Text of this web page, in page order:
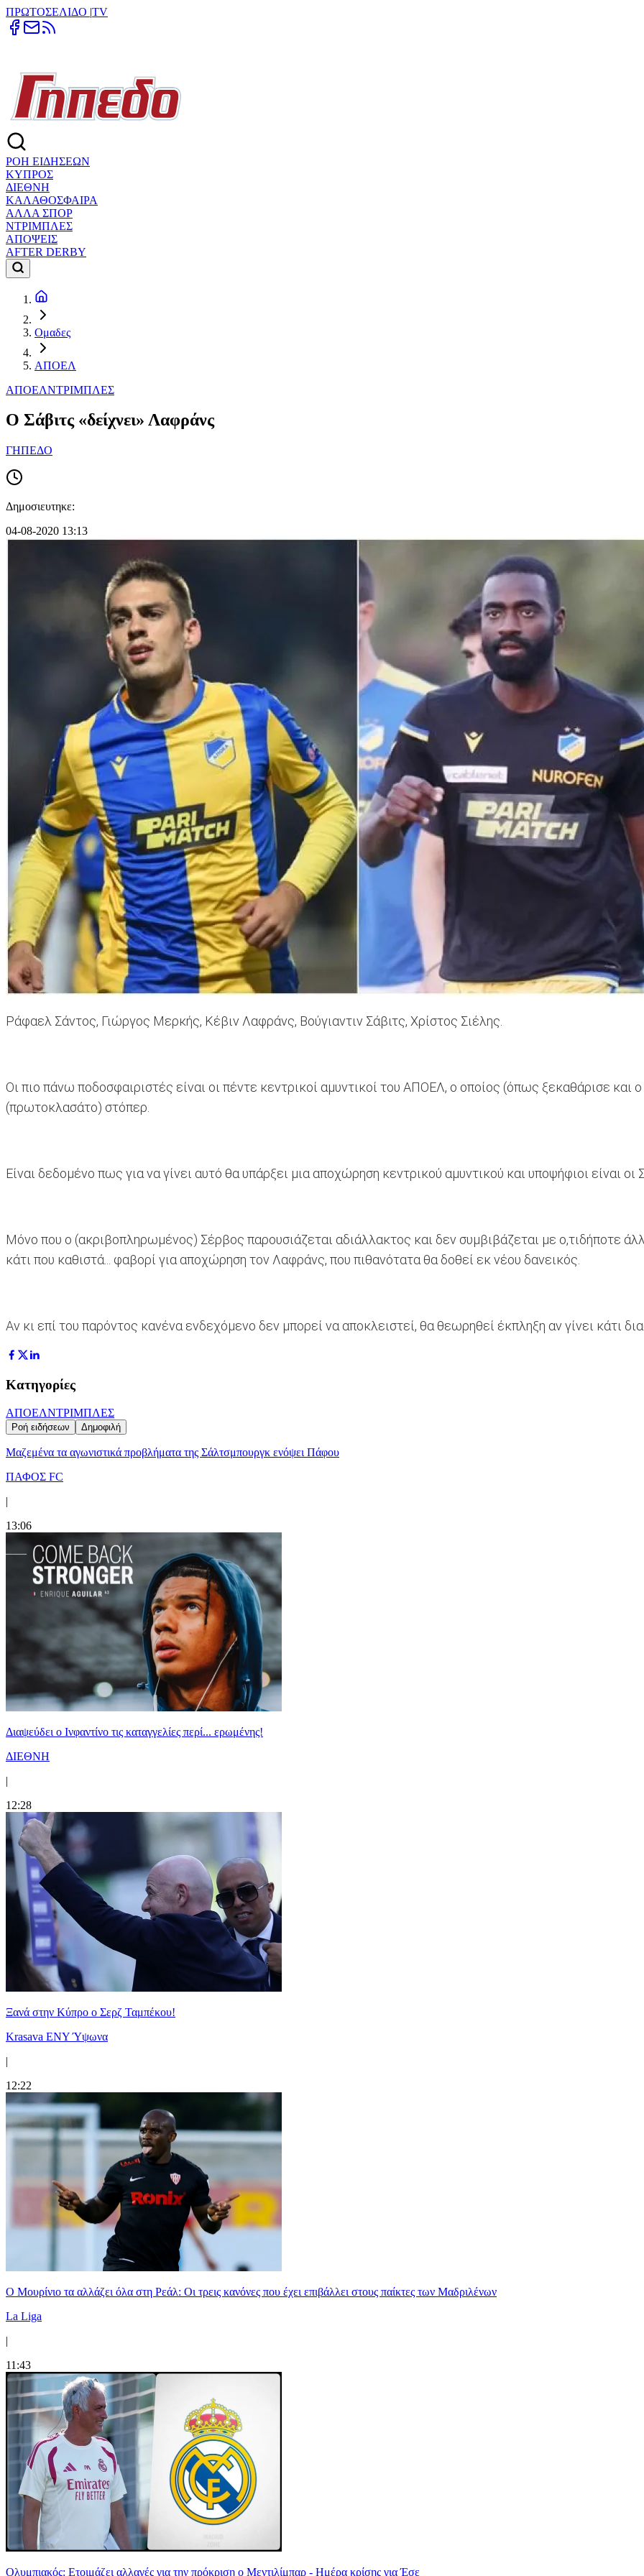
ΠΡΩΤΟΣΕΛΙΔΟ |TV
ΡΟΗ ΕΙΔΗΣΕΩΝ
ΚΥΠΡΟΣ
ΔΙΕΘΝΗ
ΚΑΛΑΘΟΣΦΑΙΡΑ
ΑΛΛΑ ΣΠΟΡ
ΝΤΡΙΜΠΛΕΣ
ΑΠΟΨΕΙΣ
AFTER DERBY
Ομαδες
ΑΠΟΕΛ
ΑΠΟΕΛΝΤΡΙΜΠΛΕΣ
Ο Σάβιτς «δείχνει» Λαφράνς
ΓΗΠΕΔΟ
Δημοσιευτηκε:
04-08-2020 13:13
Ράφαελ Σάντος, Γιώργος Μερκής, Κέβιν Λαφράνς, Βούγιαντιν Σάβιτς, Χρίστος Σιέλης.
Οι πιο πάνω ποδοσφαιριστές είναι οι πέντε κεντρικοί αμυντικοί του ΑΠΟΕΛ, ο οποίος (όπως ξεκαθάρισε και
(πρωτοκλασάτο) στόπερ.
Είναι δεδομένο πως για να γίνει αυτό θα υπάρξει μια αποχώρηση κεντρικού αμυντικού και υποψήφιοι είναι οι
Μόνο που ο (ακριβοπληρωμένος) Σέρβος παρουσιάζεται αδιάλλακτος και δεν συμβιβάζεται με ο,τιδήποτε
κάτι που καθιστά... φαβορί για αποχώρηση τον Λαφράνς, που πιθανότατα θα δοθεί εκ νέου δανεικός.
Αν κι επί του παρόντος κανένα ενδεχόμενο δεν μπορεί να αποκλειστεί, θα θεωρηθεί έκπληξη αν γίνει κάτι
Κατηγορίες
ΑΠΟΕΛΝΤΡΙΜΠΛΕΣ
Ροή ειδήσεων Δημοφιλή
Μαζεμένα τα αγωνιστικά προβλήματα της Σάλτσμπουργκ ενόψει Πάφου
ΠΑΦΟΣ FC
|
13:06
Διαψεύδει ο Ινφαντίνο τις καταγγελίες περί... ερωμένης!
ΔΙΕΘΝΗ
|
12:28
Ξανά στην Κύπρο ο Σερζ Ταμπέκου!
Krasava ENY Ύψωνα
|
12:22
Ο Μουρίνιο τα αλλάζει όλα στη Ρεάλ: Οι τρεις κανόνες που έχει επιβάλλει στους παίκτες των Μαδριλένων
La Liga
|
11:43
Ολυμπιακός: Ετοιμάζει αλλαγές για την πρόκριση ο Μεντιλίμπαρ - Ημέρα κρίσης για Έσε